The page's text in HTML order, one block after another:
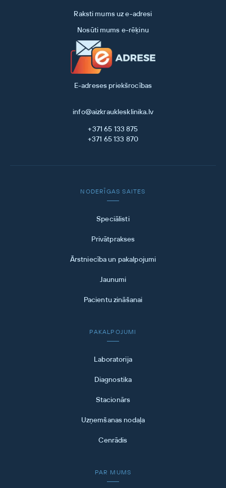
Raksti mums uz e-adresi
Nosūti mums e-rēķinu
E-adreses priekšrocības
info@aizkrauklesklinika.lv
+371 65 133 875
+371 65 133 870
NODERĪGAS SAITES
Speciālisti
Privātprakses
Ārstniecība un pakalpojumi
Jaunumi
Pacientu zināšanai
PAKALPOJUMI
Laboratorija
Diagnostika
Stacionārs
Uzņemšanas nodaļa
Cenrādis
PAR MUMS